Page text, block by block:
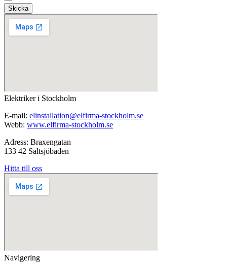
Skicka
Elektriker i Stockholm
E-mail: elinstallation@elfirma-stockholm.se
Webb: www.elfirma-stockholm.se
Adress: Braxengatan
133 42 Saltsjöbaden
Hitta till oss
Navigering